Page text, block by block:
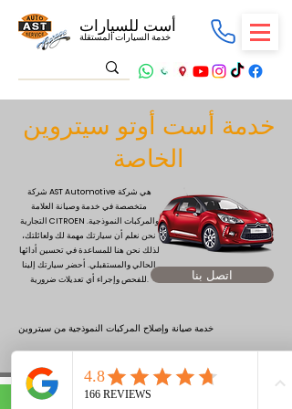
أست للسيارات
خدمة السيارات المستقلة
خدمة أست أوتو سيتروين
الخاصة
شركة AST Automotive هي شركة
متخصصة في خدمة وصيانة العلامة
التجارية CITROEN والمركبات النموذجية.
نحن نعلم أن سيارتك مهمة لك ولعائلتك،
لذلك نحن هنا للمساعدة في تحسين أدائها
الحالي والمستقبلي. أحضر سيارتك إلينا
للفحص وإجراء أي تعديلات ضرورية.
اتصل بنا
خدمة صيانة وإصلاح المركبات النموذجية من سيتروين